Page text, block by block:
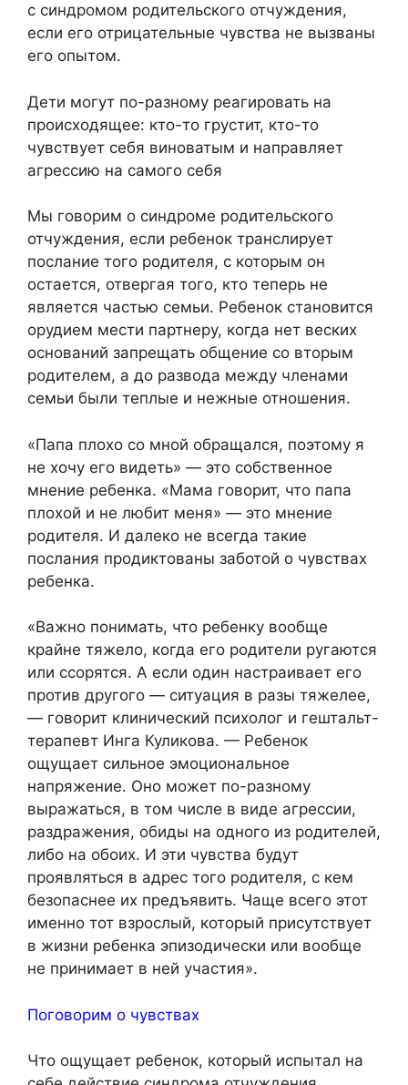
с синдромом родительского отчуждения,
если его отрицательные чувства не вызваны
его опытом.
Дети могут по-разному реагировать на
происходящее: кто-то грустит, кто-то
чувствует себя виноватым и направляет
агрессию на самого себя
Мы говорим о синдроме родительского
отчуждения, если ребенок транслирует
послание того родителя, с которым он
остается, отвергая того, кто теперь не
является частью семьи. Ребенок становится
орудием мести партнеру, когда нет веских
оснований запрещать общение со вторым
родителем, а до развода между членами
семьи были теплые и нежные отношения.
«Папа плохо со мной обращался, поэтому я
не хочу его видеть» — это собственное
мнение ребенка. «Мама говорит, что папа
плохой и не любит меня» — это мнение
родителя. И далеко не всегда такие
послания продиктованы заботой о чувствах
ребенка.
«Важно понимать, что ребенку вообще
крайне тяжело, когда его родители ругаются
или ссорятся. А если один настраивает его
против другого — ситуация в разы тяжелее,
— говорит клинический психолог и гештальт-
терапевт Инга Куликова. — Ребенок
ощущает сильное эмоциональное
напряжение. Оно может по-разному
выражаться, в том числе в виде агрессии,
раздражения, обиды на одного из родителей,
либо на обоих. И эти чувства будут
проявляться в адрес того родителя, с кем
безопаснее их предъявить. Чаще всего этот
именно тот взрослый, который присутствует
в жизни ребенка эпизодически или вообще
не принимает в ней участия».
Поговорим о чувствах
Что ощущает ребенок, который испытал на